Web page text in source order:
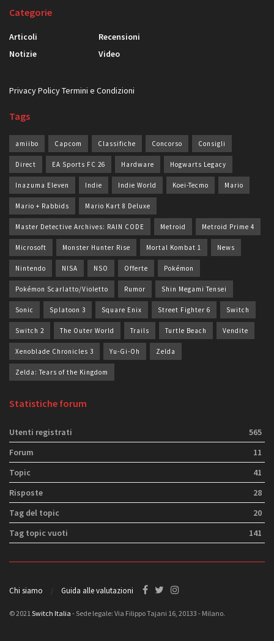
Categorie
Articoli
Notizie
Recensioni
Video
Privacy PolicyTermini e Condizioni
Tags
amiibo Capcom Classifiche Concorso Consigli
Direct EA Sports FC 26 Hardware Hogwarts Legacy
Inazuma Eleven Indie Indie World Koei-Tecmo Mario
Mario + Rabbids Mario Kart 8 Deluxe
Master Detective Archives: RAIN CODE Metroid Metroid Prime 4
Microsoft Monster Hunter Rise Mortal Kombat 1 News
Nintendo NISA NSO Offerte Pokémon
Pokémon Scarlatto/Violetto Rumor Shin Megami Tensei
Sonic Splatoon 3 Square Enix Street Fighter 6 Switch
Switch 2 The Outer World Trails Turtle Beach Vendite
Xenoblade Chronicles 3 Yu-Gi-Oh Zelda
Zelda: Tears of the Kingdom
Statistiche forum
Utenti registrati
565
Forum
11
Topic
41
Risposte
28
Tag del topic
20
Tag topic vuoti
141
Chi siamo Guida alle valutazioni
© 2021Switch Italia - Sede legale: Via Filippo Tajani 16, 20133 - Milano.